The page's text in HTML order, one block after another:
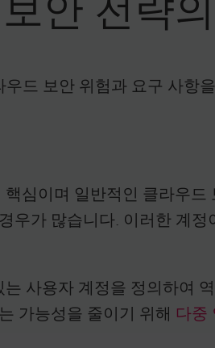
드 보안 위험과 요구 사항
심이며 일반적인 클라우
우가 많습니다. 이러한 계
사용자 계정을 정의하여
가능성을 줄이기 위해 다중